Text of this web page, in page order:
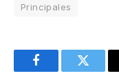
Principales
FacebookTwitter